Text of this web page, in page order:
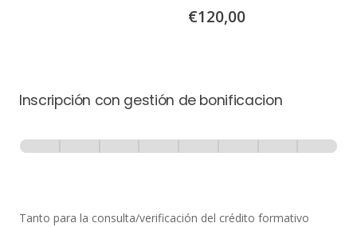
€120,00
Inscripción con gestión de bonificacion
-
de
Tanto para la consulta/verificación del crédito formativo